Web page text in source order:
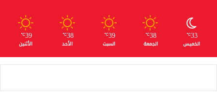
33
℃
الخميس
38
℃
الجمعة
39
℃
السبت
38
℃
الأحد
39
℃
الأثنين